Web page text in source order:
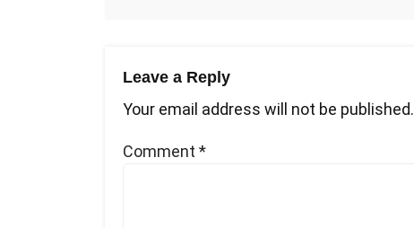
Leave a Reply
Your email address will not be published.
Comment *